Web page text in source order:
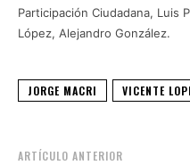
Participación Ciudadana, Luis
López, Alejandro González.
JORGE MACRI VICENTE
ARTÍCULO ANTERIOR